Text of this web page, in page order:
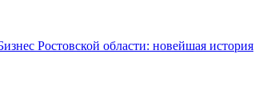
Ростовской области: новейшая история